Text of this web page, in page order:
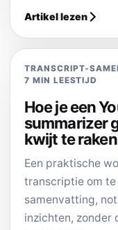
Artikel lezen
TRANSCRIPT-
7 MIN LEESTIJD
Hoe je een
summarizer
kwijt te raken
Een praktische
transcriptie om
samenvatting,
inzichten, zonder